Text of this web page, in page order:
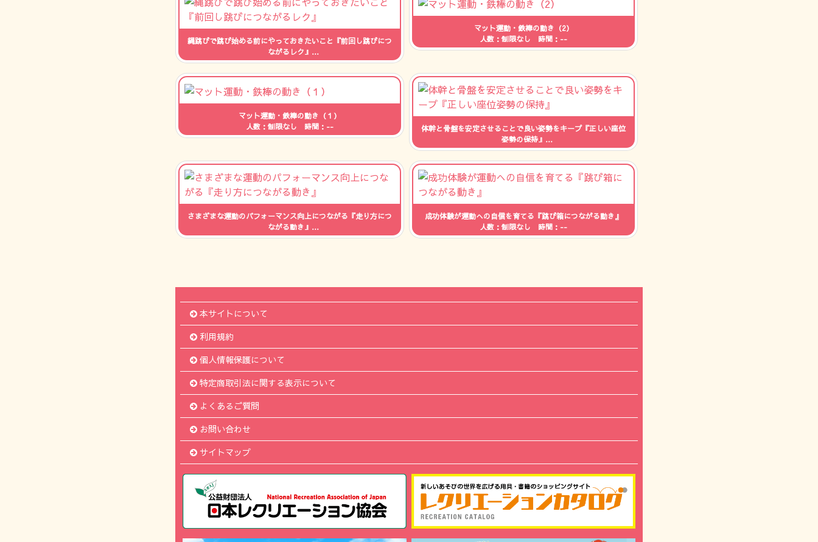
縄跳びで跳び始める前にやっておきたいこと『前回し跳びにつ
ながるレク』
人数：制限なし 時間：--
マット運動・鉄棒の動き（2）
人数：制限なし 時間：--
マット運動・鉄棒の動き（１）
人数：制限なし 時間：--
体幹と骨盤を安定させることで良い姿勢をキープ『正しい座位
姿勢の保持』
人数：制限なし 時間：--
さまざまな運動のパフォーマンス向上につながる『走り方につ
ながる動き』
人数：制限なし 時間：--
成功体験が運動への自信を育てる『跳び箱につながる動き』
人数：制限なし 時間：--
本サイトについて
利用規約
個人情報保護について
特定商取引法に関する表示について
よくあるご質問
お問い合わせ
サイトマップ